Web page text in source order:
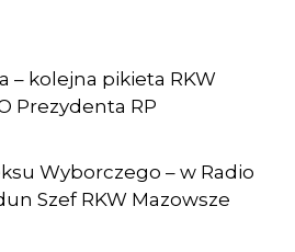
– kolejna pikieta RKW
Prezydenta RP
Wyborczego – w Radio
Szef RKW Mazowsze